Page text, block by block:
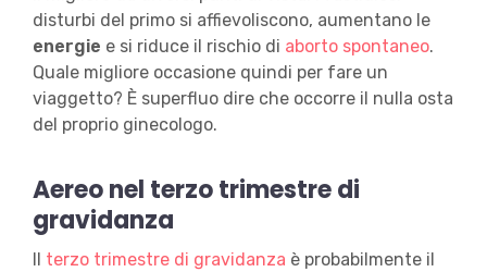
disturbi del primo si affievoliscono, aumentano le
energie e si riduce il rischio di aborto spontaneo.
Quale migliore occasione quindi per fare un
viaggetto? È superfluo dire che occorre il nulla osta
del proprio ginecologo.
Aereo nel terzo trimestre di
gravidanza
terzo trimestre di gravidanza è probabilmente il